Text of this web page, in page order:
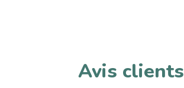
Avis clients